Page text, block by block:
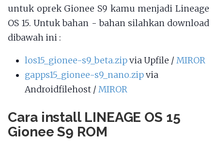
untuk oprek Gionee S9 kamu menjadi Lineage
OS 15. Untuk bahan - bahan silahkan download
dibawah ini :
los15_gionee-s9_beta.zipvia Upfile /MIROR
gapps15_gionee-s9_nano.zipvia
Androidfilehost /MIROR
Cara install LINEAGE OS 15
Gionee S9 ROM